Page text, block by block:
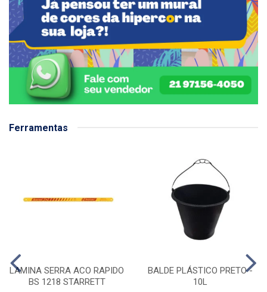
Ferramentas
LAMINA SERRA ACO RAPIDO
BS 1218 STARRETT
BALDE PLÁSTICO PRETO -
10L